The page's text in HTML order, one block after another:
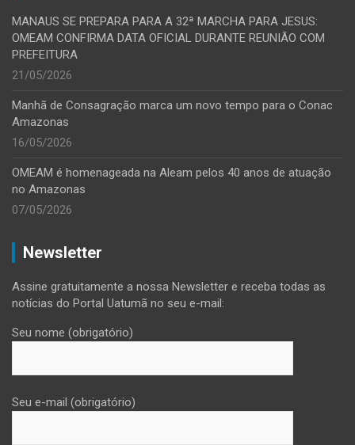
MANAUS SE PREPARA PARA A 32ª MARCHA PARA JESUS:
OMEAM CONFIRMA DATA OFICIAL DURANTE REUNIÃO COM
PREFEITURA
21/05/2026
Manhã de Consagração marca um novo tempo para o Conac
Amazonas
16/05/2026
OMEAM é homenageada na Aleam pelos 40 anos de atuação
no Amazonas
07/05/2026
Newsletter
Assine gratuitamente a nossa Newsletter e receba todas as
notícias do Portal Uatumã no seu e-mail:
Seu nome (obrigatório)
Seu e-mail (obrigatório)